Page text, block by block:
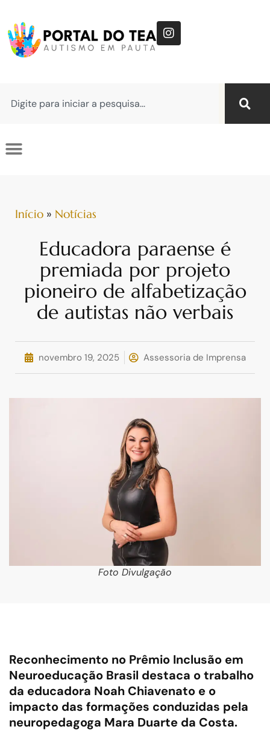
Início » Notícias
Educadora paraense é
premiada por projeto
pioneiro de alfabetização
de autistas não verbais
novembro 19, 2025 Assessoria de Imprensa
Foto Divulgação
Reconhecimento no Prêmio Inclusão em
Neuroeducação Brasil destaca o trabalho
da educadora Noah Chiavenato e o
impacto das formações conduzidas pela
neuropedagoga Mara Duarte da Costa.